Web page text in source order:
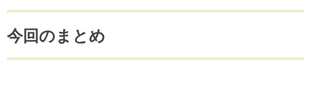
今回のまとめ